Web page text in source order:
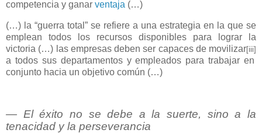
competencia y ganar ventaja (…)
(…) la “guerra total” se refiere a una estrategia en la que se
emplean todos los recursos disponibles para lograr la
victoria (…) las empresas deben ser capaces de movilizar[iii]
a todos sus departamentos y empleados para trabajar en
conjunto hacia un objetivo común (…)
― El éxito no se debe a la suerte, sino a la
tenacidad y la perseverancia